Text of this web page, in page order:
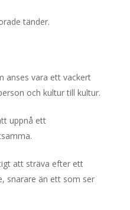
tänder.
anses vara ett vackert
och kultur till kultur.
uppnå ett
att sträva efter ett
snarare än ett som ser